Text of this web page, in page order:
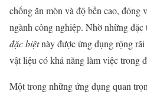
chống ăn mòn và độ bền cao, đóng
ngành công nghiệp. Nhờ những đặc
đặc biệtnày được ứng dụng rộng
vật liệu có khả năng làm việc trong
Một trong những ứng dụng quan